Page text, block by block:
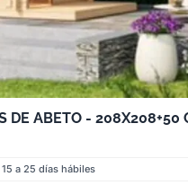
saunas pueden
capacidad
de 6 personas.
4. Instalación y
Asegúrate de
DE ABETO - 208X208+50
15 a 25 días hábiles